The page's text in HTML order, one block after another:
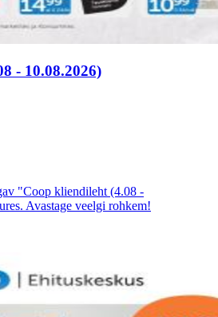
- 10.08.2026)
"Coop kliendileht (4.08 -
Avastage veelgi rohkem!